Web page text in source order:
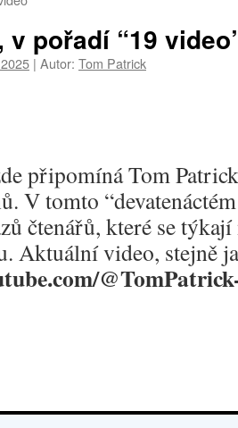
pořadí “19
| Autor: Tom Patrick
připomíná Tom
V tomto
čtenářů, které se
Aktuální video, stejně